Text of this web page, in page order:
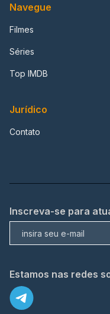
Navegue
Filmes
Séries
Top IMDB
Jurídico
Contato
Inscreva-se para
Estamos nas redes